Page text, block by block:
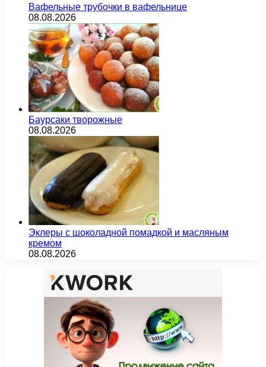
Вафельные трубочки в вафельнице
08.08.2026
Баурсаки творожные
08.08.2026
Эклеры с шоколадной помадкой и масляным
кремом
08.08.2026